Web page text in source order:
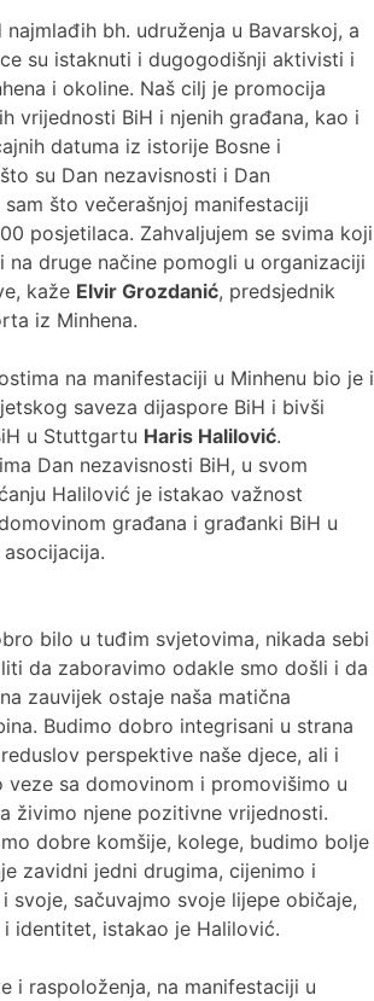
bh. udruženja u Bavarskoj, a
su istaknuti i dugogodišnji aktivisti i
i okoline. Naš cilj je promocija
vrijednosti BiH i njenih građana, kao i
datuma iz istorije Bosne i
su Dan nezavisnosti i Dan
što večerašnjoj manifestaciji
posjetilaca. Zahvaljujem se svima koji
na druge načine pomogli u organizaciji
kaže Elvir Grozdanić, predsjednik
iz Minhena.
na manifestaciji u Minhenu bio je i
saveza dijaspore BiH i bivši
u Stuttgartu Haris Halilović.
Dan nezavisnosti BiH, u svom
Halilović je istakao važnost
građana i građanki BiH u
bilo u tuđim svjetovima, nikada sebi
da zaboravimo odakle smo došli i da
zauvijek ostaje naša matična
Budimo dobro integrisani u strana
perspektive naše djece, ali i
veze sa domovinom i promovišimo u
živimo njene pozitivne vrijednosti.
dobre komšije, kolege, budimo bolje
zavidni jedni drugima, cijenimo i
svoje, sačuvajmo svoje lijepe običaje,
identitet, istakao je Halilović.
i raspoloženja, na manifestaciji u